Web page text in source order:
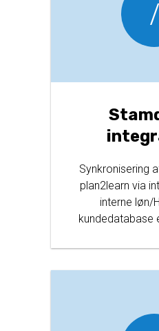
Synkronisering
plan2learn via
interne løn/
kundedatabase